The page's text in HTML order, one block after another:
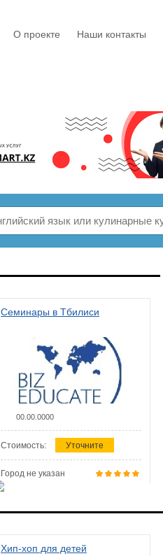
О проекте Наши контакты
Семинары в Тбилиси
00.00.0000
Стоимость: Уточните
Город не указан
Хип-хоп для детей